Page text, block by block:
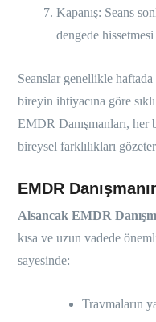
Kapanış: Seans
dengede hissetmesi
Seanslar genellikle
bireyin ihtiyacına göre
EMDR Danışmanları,
bireysel farklılıkları
EMDR
Alsancak EMDR
kısa ve uzun vadede
sayesinde:
Travmaların